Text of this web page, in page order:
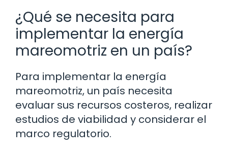
¿Qué se necesita para
implementar la energía
mareomotriz en un país?
Para implementar la energía
mareomotriz, un país necesita
evaluar sus recursos costeros, realizar
estudios de viabilidad y considerar el
marco regulatorio.